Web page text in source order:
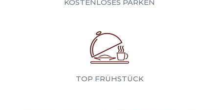
KOSTENLOSES PARKEN
TOP FRÜHSTÜCK